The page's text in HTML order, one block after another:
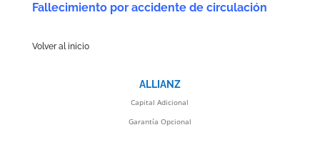
Fallecimiento por accidente de circulación
Volver al inicio
ALLIANZ
Capital Adicional
Garantía Opcional